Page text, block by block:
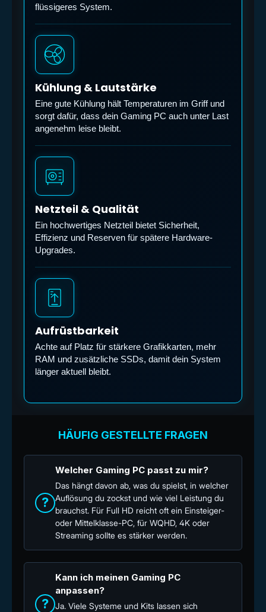
flüssigeres System.
Kühlung & Lautstärke
Eine gute Kühlung hält Temperaturen im Griff und
sorgt dafür, dass dein Gaming PC auch unter Last
angenehm leise bleibt.
Netzteil & Qualität
Ein hochwertiges Netzteil bietet Sicherheit,
Effizienz und Reserven für spätere Hardware-
Upgrades.
Aufrüstbarkeit
Achte auf Platz für stärkere Grafikkarten, mehr
RAM und zusätzliche SSDs, damit dein System
länger aktuell bleibt.
HÄUFIG GESTELLTE FRAGEN
?
Welcher Gaming PC passt zu mir?
Das hängt davon ab, was du spielst, in welcher
Auflösung du zockst und wie viel Leistung du
brauchst. Für Full HD reicht oft ein Einsteiger-
oder Mittelklasse-PC, für WQHD, 4K oder
Streaming sollte es stärker werden.
?
Kann ich meinen Gaming PC
anpassen?
Ja. Viele Systeme und Kits lassen sich